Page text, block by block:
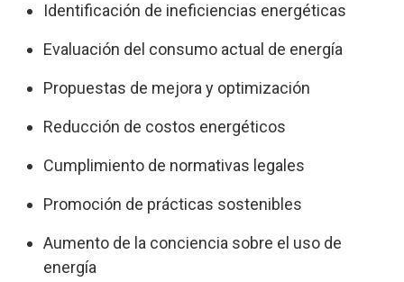
Identificación de ineficiencias energéticas
Evaluación del consumo actual de energía
Propuestas de mejora y optimización
Reducción de costos energéticos
Cumplimiento de normativas legales
Promoción de prácticas sostenibles
Aumento de la conciencia sobre el uso de
energía